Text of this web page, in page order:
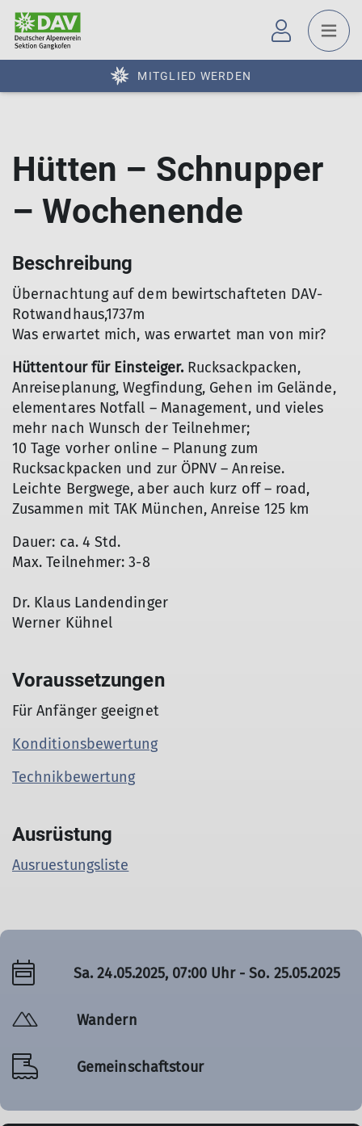
MITGLIED WERDEN
Hütten – Schnupper
– Wochenende
Beschreibung
Übernachtung auf dem bewirtschafteten DAV-
Rotwandhaus,1737m
Was erwartet mich, was erwartet man von mir?
Hüttentour für Einsteiger. Rucksackpacken,
Anreiseplanung, Wegfindung, Gehen im Gelände,
elementares Notfall – Management, und vieles
mehr nach Wunsch der Teilnehmer;
10 Tage vorher online – Planung zum
Rucksackpacken und zur ÖPNV – Anreise.
Leichte Bergwege, aber auch kurz off – road,
Zusammen mit TAK München, Anreise 125 km
Dauer: ca. 4 Std.
Max. Teilnehmer: 3-8
Dr. Klaus Landendinger
Werner Kühnel
Voraussetzungen
Für Anfänger geeignet
Konditionsbewertung
Technikbewertung
Ausrüstung
Ausruestungsliste
Sa. 24.05.2025, 07:00 Uhr - So. 25.05.2025
Wandern
Gemeinschaftstour